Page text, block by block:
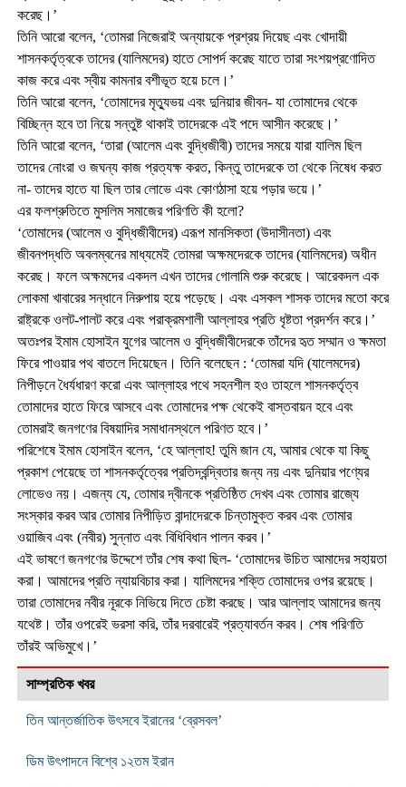
করেছ।’
তিনি আরো বলেন, ‘তোমরা নিজেরাই অন্যায়কে প্রশ্রয় দিয়েছ এবং খোদায়ী
শাসনকর্তৃত্বকে তাদের (যালিমদের) হাতে সোপর্দ করেছ যাতে তারা সংশয়প্রণোদিত
কাজ করে এবং স্বীয় কামনার বশীভূত হয়ে চলে।’
তিনি আরো বলেন, ‘তোমাদের মৃত্যুভয় এবং দুনিয়ার জীবন- যা তোমাদের থেকে
বিচ্ছিন্ন হবে তা নিয়ে সন্তুষ্ট থাকাই তাদেরকে এই পদে আসীন করেছে।’
তিনি আরো বলেন, ‘তারা (আলেম এবং বুদ্ধিজীবী) তাদের সময়ে যারা যালিম ছিল
তাদের নোংরা ও জঘন্য কাজ প্রত্যক্ষ করত, কিন্তু তাদেরকে তা থেকে নিষেধ করত
না- তাদের হাতে যা ছিল তার লোভে এবং কোণঠাসা হয়ে পড়ার ভয়ে।’
এর ফলশ্রুতিতে মুসলিম সমাজের পরিণতি কী হলো?
‘তোমাদের (আলেম ও বুদ্ধিজীবীদের) এরূপ মানসিকতা (উদাসীনতা) এবং
জীবনপদ্ধতি অবলম্বনের মাধ্যমেই তোমরা অক্ষমদেরকে তাদের (যালিমদের) অধীন
করেছ। ফলে অক্ষমদের একদল এখন তাদের গোলামি শুরু করেছে। আরেকদল এক
লোকমা খাবারের সন্ধানে নিরুপায় হয়ে পড়েছে। এবং এসকল শাসক তাদের মতো করে
রাষ্ট্রকে ওলট-পালট করে এবং পরাক্রমশালী আল্লাহর প্রতি ধৃষ্টতা প্রদর্শন করে।’
অতঃপর ইমাম হোসাইন যুগের আলেম ও বুদ্ধিজীবীদেরকে তাঁদের হৃত সম্মান ও ক্ষমতা
ফিরে পাওয়ার পথ বাতলে দিয়েছেন। তিনি বলেছেন : ‘তোমরা যদি (যালেমদের)
নিপীড়নে ধৈর্যধারণ করো এবং আল্লাহর পথে সহনশীল হও তাহলে শাসনকর্তৃত্ব
তোমাদের হাতে ফিরে আসবে এবং তোমাদের পক্ষ থেকেই বাস্তবায়ন হবে এবং
তোমরাই জনগণের বিষয়াদির সমাধানস্থলে পরিণত হবে।’
পরিশেষে ইমাম হোসাইন বলেন, ‘হে আল্লাহ! তুমি জান যে, আমার থেকে যা কিছু
প্রকাশ পেয়েছে তা শাসনকর্তৃত্বের প্রতিদ্বন্দ্বিতার জন্য নয় এবং দুনিয়ার পণ্যের
লোভেও নয়। এজন্য যে, তোমার দ্বীনকে প্রতিষ্ঠিত দেখব এবং তোমার রাজ্যে
সংস্কার করব আর তোমার নিপীড়িত বান্দাদেরকে চিন্তামুক্ত করব এবং তোমার
ওয়াজিব এবং (নবীর) সুন্নাত এবং বিধিবিধান পালন করব।’
এই ভাষণে জনগণের উদ্দেশে তাঁর শেষ কথা ছিল- ‘তোমাদের উচিত আমাদের সহায়তা
করা। আমাদের প্রতি ন্যায়বিচার করা। যালিমদের শক্তি তোমাদের ওপর রয়েছে।
তারা তোমাদের নবীর নূরকে নিভিয়ে দিতে চেষ্টা করছে। আর আল্লাহ আমাদের জন্য
যথেষ্ট। তাঁর ওপরেই ভরসা করি, তাঁর দরবারেই প্রত্যাবর্তন করব। শেষ পরিণতি
তাঁরই অভিমুখে।’
সাম্প্রতিক খবর
তিন আন্তর্জাতিক উৎসবে ইরানের ‘ব্রেসবল’
ডিম উৎপাদনে বিশ্বে ১২তম ইরান